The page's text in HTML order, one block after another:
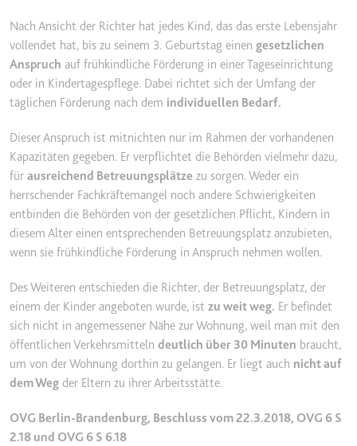
Zweck:
Wird verwendet, um Daten zu
Google Analytics über das Gerät
und das Verhalten des Besuchers
zu senden. Erfasst den Besucher
über Geräte und Marketingkanäle
Ablauf:
Typ:
HTTP-Cookie
_gcl_au
Anbieter:
smartlaw.de
der Werbeaktivitäten der Website
zu messen, indem Daten über die
Conversion-Rate der Anzeigen der
Website über mehrere Websites
hinweg gesammelt werden.
Ablauf:
3 Monate
Typ:
HTTP-Cookie
Ablauf:
Sitzung
Typ:
HTTP-Cookie
Nach Ansicht der Richter hat jedes Kind, das das erste Lebensjahr
vollendet hat, bis zu seinem 3. Geburtstag einen gesetzlichen
Anspruch auf frühkindliche Förderung in einer Tageseinrichtung
oder in Kindertagespflege. Dabei richtet sich der Umfang der
täglichen Förderung nach dem individuellen Bedarf.
Dieser Anspruch ist mitnichten nur im Rahmen der vorhandenen
Kapazitäten gegeben. Er verpflichtet die Behörden vielmehr dazu,
für ausreichend Betreuungsplätze zu sorgen. Weder ein
herrschender Fachkräftemangel noch andere Schwierigkeiten
entbinden die Behörden von der gesetzlichen Pflicht, Kindern in
diesem Alter einen entsprechenden Betreuungsplatz anzubieten,
wenn sie frühkindliche Förderung in Anspruch nehmen wollen.
Des Weiteren entschieden die Richter, der Betreuungsplatz, der
einem der Kinder angeboten wurde, ist zu weit weg. Er befindet
sich nicht in angemessener Nähe zur Wohnung, weil man mit den
öffentlichen Verkehrsmitteln deutlich über 30 Minuten braucht,
um von der Wohnung dorthin zu gelangen. Er liegt auch nicht auf
dem Weg der Eltern zu ihrer Arbeitsstätte.
OVG Berlin-Brandenburg, Beschluss vom 22.3.2018, OVG 6 S
2.18 und OVG 6 S 6.18